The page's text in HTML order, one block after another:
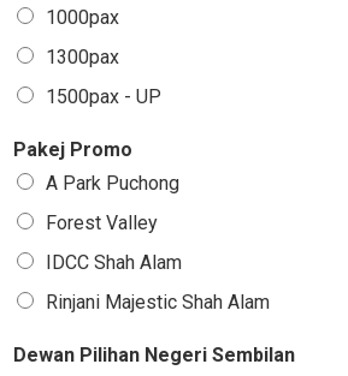
1000pax
1300pax
1500pax - UP
Pakej Promo
A Park Puchong
Forest Valley
IDCC Shah Alam
Rinjani Majestic Shah Alam
Dewan Pilihan Negeri Sembilan